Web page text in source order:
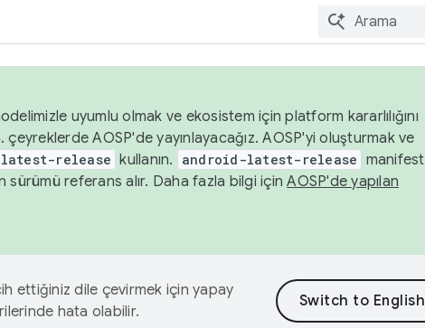
uyumlu olmak ve ekosistem için platform kararlılığını
AOSP'de yayınlayacağız. AOSP'yi oluşturmak ve
release kullanın. android-latest-release manifest
sürümü referans alır. Daha fazla bilgi içinAOSP'de yapılan
ettiğiniz dile çevirmek için yapay
hata olabilir.